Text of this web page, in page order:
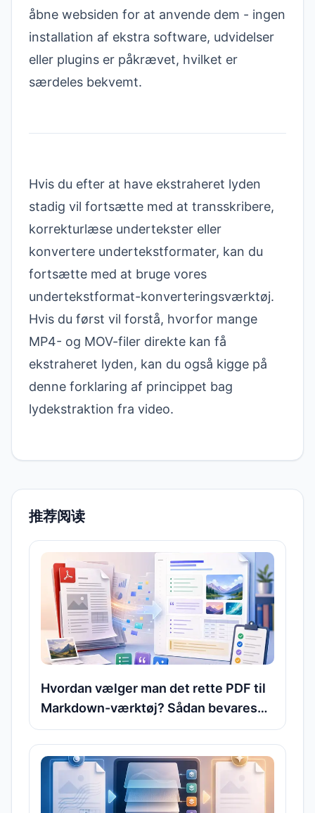
åbne websiden for at anvende dem - ingen
installation af ekstra software, udvidelser
eller plugins er påkrævet, hvilket er
særdeles bekvemt.
Hvis du efter at have ekstraheret lyden
stadig vil fortsætte med at transskribere,
korrekturlæse undertekster eller
konvertere undertekstformater, kan du
fortsætte med at bruge vores
undertekstformat-konverteringsværktøj.
Hvis du først vil forstå, hvorfor mange
MP4- og MOV-filer direkte kan få
ekstraheret lyden, kan du også kigge på
denne forklaring af princippet bag
lydekstraktion fra video.
推荐阅读
Hvordan vælger man det rette PDF til
Markdown-værktøj? Sådan bevares
overskrifter, lister og billeder bedst
muligt